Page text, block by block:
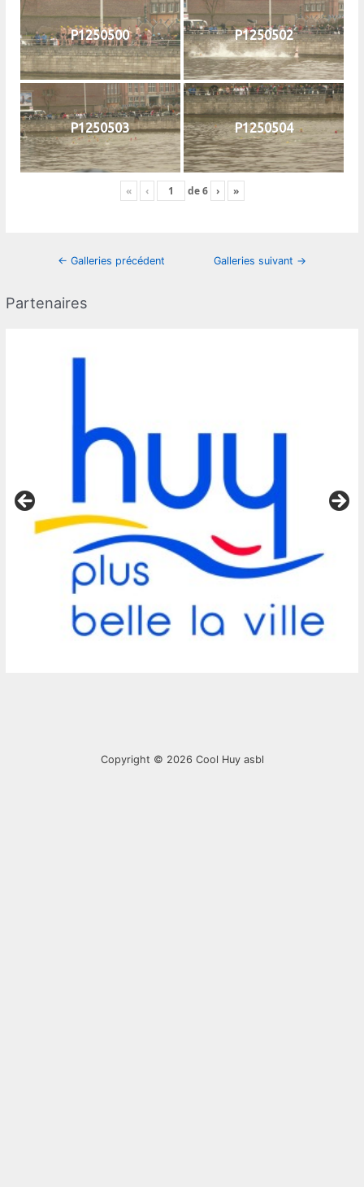
Partenaires
P1250500 P1250502
P1250503 P1250504
« ‹ de6 › »
Navigation
← Galleries précédent Galleries suivant →
Copyright © 2026 Cool Huy asbl